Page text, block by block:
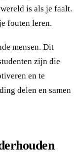
is als je faalt.
fouten leren.
mensen. Dit
zijn die
en te
delen en samen